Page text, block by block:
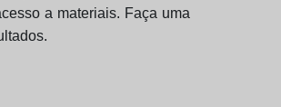
a materiais. Faça uma